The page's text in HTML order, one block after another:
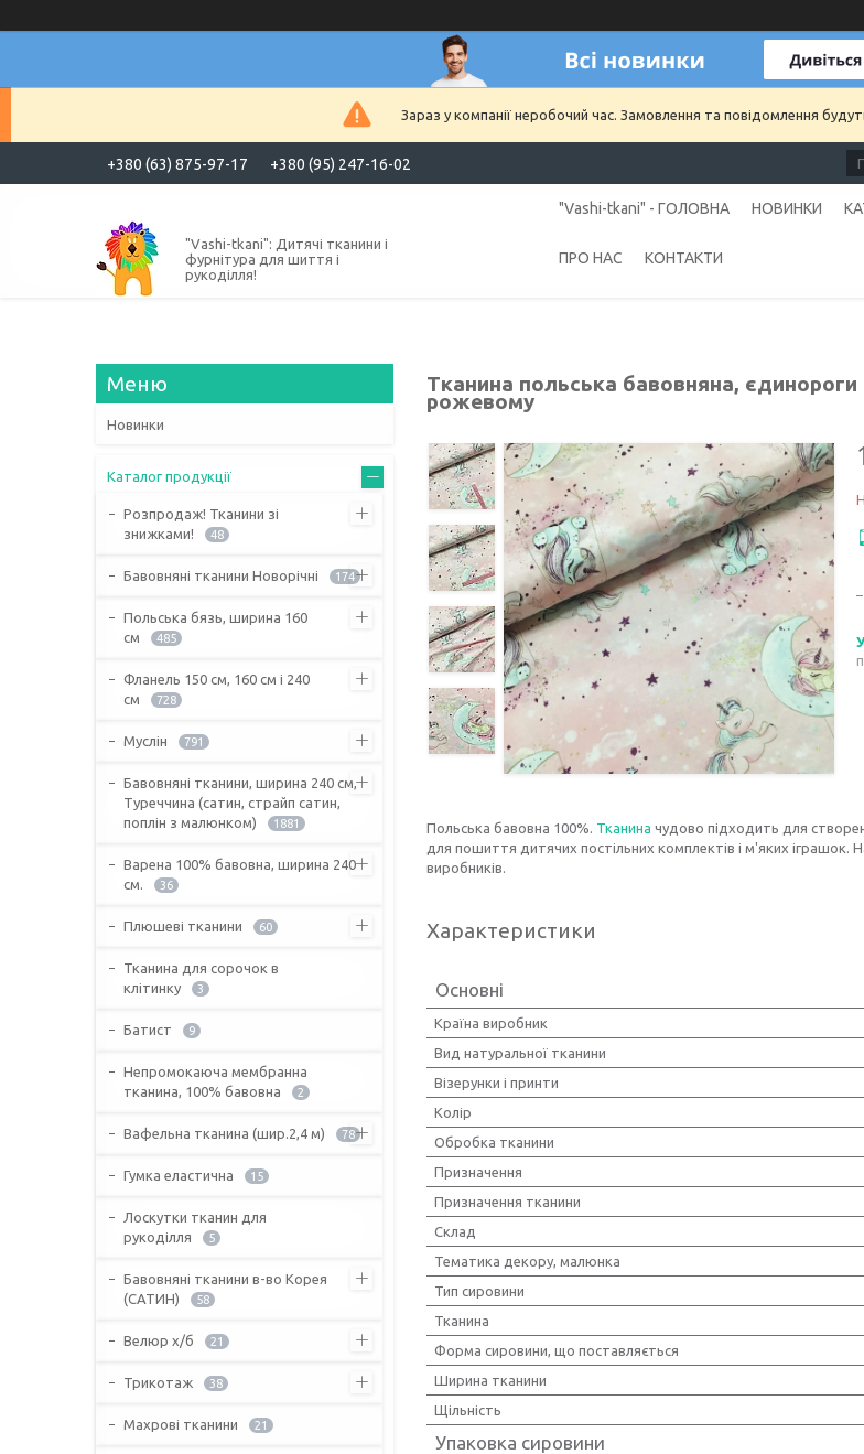
Зараз у компанії неробочий час. Замовлення та повідомлення
+380 (63) 875-97-17 +380 (95) 247-16-02
"Vashi-tkani": Дитячі тканини і
фурнітура для шиття і
рукоділля!
"Vashi-tkani" - ГОЛОВНА НОВИНКИ
ПРО НАС КОНТАКТИ
Тканина польська бавовняна, єдинороги
рожевому
Польська бавовна 100%. Тканина чудово підходить для
для пошиття дитячих постільних комплектів і м'яких іграшок.
виробників.
Характеристики
Основні
Країна виробник
Вид натуральної тканини
Візерунки і принти
Колір
Обробка тканини
Призначення
Призначення тканини
Склад
Тематика декору, малюнка
Тип сировини
Тканина
Форма сировини, що поставляється
Ширина тканини
Щільність
Упаковка сировини
Новинки
Каталог продукції
Розпродаж! Тканини зі
знижками!
48
Бавовняні тканини Новорічні 174
Польська бязь, ширина 160
см
485
Фланель 150 см, 160 см і 240
см
728
Муслін 791
Бавовняні тканини, ширина 240 см,
Туреччина (сатин, страйп сатин,
поплін з малюнком)
1881
Варена 100% бавовна, ширина 240
см.
36
Плюшеві тканини 60
Тканина для сорочок в
клітинку
3
Батист 9
Непромокаюча мембранна
тканина, 100% бавовна
2
Вафельна тканина (шир.2,4 м) 78
Гумка еластична 15
Лоскутки тканин для
рукоділля
5
Бавовняні тканини в-во Корея
(САТИН)
58
Велюр х/б 21
Трикотаж 38
Махрові тканини 21